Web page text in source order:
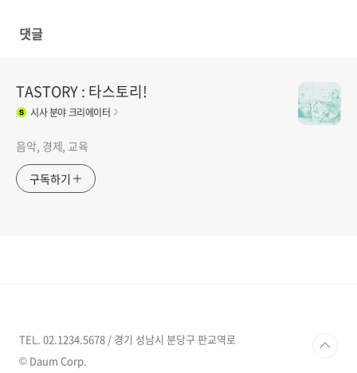
댓글
TASTORY : 타스토리!
시사분야 크리에이터
음악, 경제, 교육
구독하기
TEL. 02.1234.5678 / 경기 성남시 분당구 판교역로
© Daum Corp.